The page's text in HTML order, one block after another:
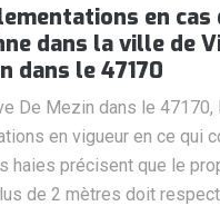
en cas
dans la ville de
dans le 47170
De Mezin dans le 47170,
en vigueur en ce qui
haies précisent que le
de 2 mètres doit